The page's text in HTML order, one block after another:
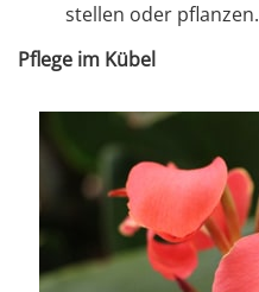
stellen oder pflanzen.
Pflege im Kübel